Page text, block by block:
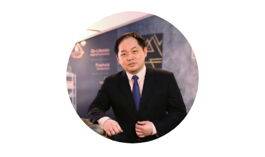
书，爱面包也爱梦想，集所有矛盾于一身
的困惑之人。